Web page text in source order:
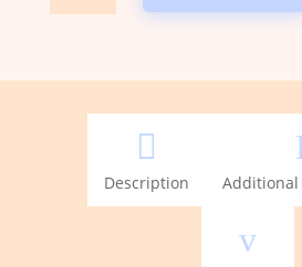
Free

Description
v